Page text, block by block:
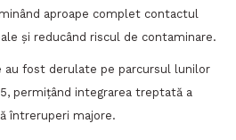
aproape complet contactul
și reducând riscul de contaminare.
fost derulate pe parcursul lunilor
permițând integrarea treptată a
întreruperi majore.